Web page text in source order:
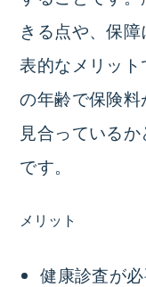
きる点や、保
表的なメリッ
の年齢で保険
見合っている
です。
メリット
健康診査が